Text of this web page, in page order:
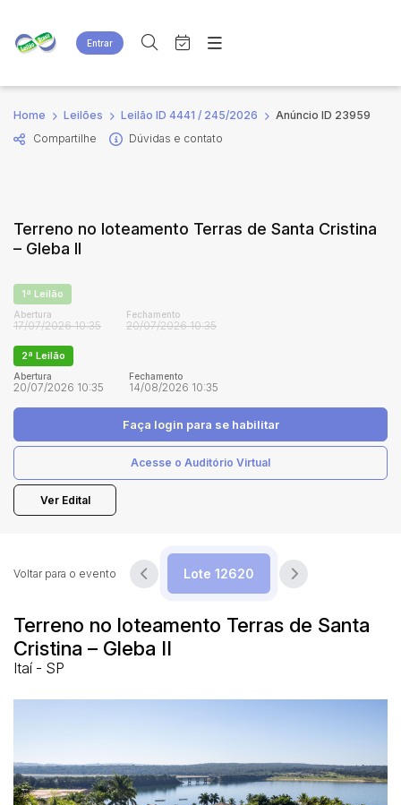
Entrar
Criar conta Entrar
Site
Agenda
Quem Somos
Busca por palavra-chave
Estados Cidade
Bairro
Judiciais
Faixa de valor
R$
Quem Somos
Home Leilões Leilão ID 4441 / 245/2026
Anúncio ID 23959
Compartilhe
Dúvidas e contato
Terreno no loteamento Terras de Santa Cristina
– Gleba II
1ª Leilão
Abertura
17/07/2026 10:35
Fechamento
20/07/2026 10:35
2ª Leilão
Abertura
20/07/2026 10:35
Fechamento
14/08/2026 10:35
Faça login para se habilitar
Acesse o Auditório Virtual
Ver Edital
Terreno no loteamento Terras de Santa
Cristina – Gleba II
Itaí - SP
Voltar para o evento